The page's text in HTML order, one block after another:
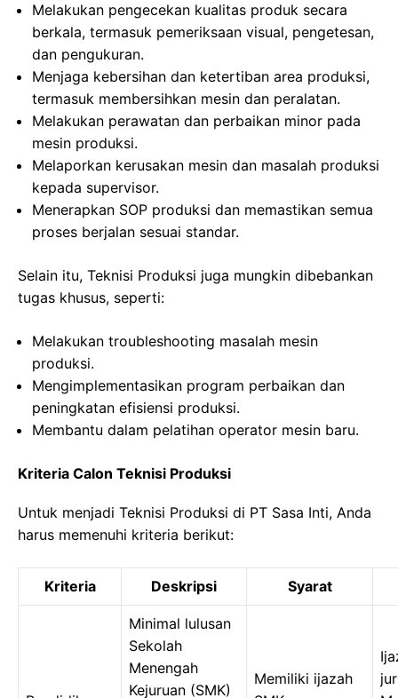
Melakukan pengecekan kualitas produk secara
berkala, termasuk pemeriksaan visual, pengetesan,
dan pengukuran.
Menjaga kebersihan dan ketertiban area produksi,
termasuk membersihkan mesin dan peralatan.
Melakukan perawatan dan perbaikan minor pada
mesin produksi.
Melaporkan kerusakan mesin dan masalah produksi
kepada supervisor.
Menerapkan SOP produksi dan memastikan semua
proses berjalan sesuai standar.
Selain itu, Teknisi Produksi juga mungkin dibebankan
tugas khusus, seperti:
Melakukan troubleshooting masalah mesin
produksi.
Mengimplementasikan program perbaikan dan
peningkatan efisiensi produksi.
Membantu dalam pelatihan operator mesin baru.
Kriteria Calon Teknisi Produksi
Untuk menjadi Teknisi Produksi di PT Sasa Inti, Anda
harus memenuhi kriteria berikut:
Kriteria Deskripsi Syarat
Minimal lulusan
Sekolah
Menengah
Kejuruan (SMK)
Memiliki ijazah